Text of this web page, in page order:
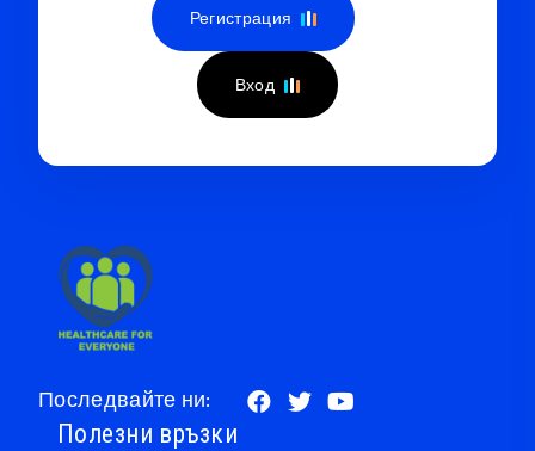
Регистрация
Вход
Последвайте ни:
Полезни връзки